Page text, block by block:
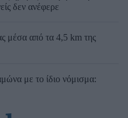
δεν ανέφερε
μέσα από τα 4,5 km της
με το ίδιο νόμισμα: